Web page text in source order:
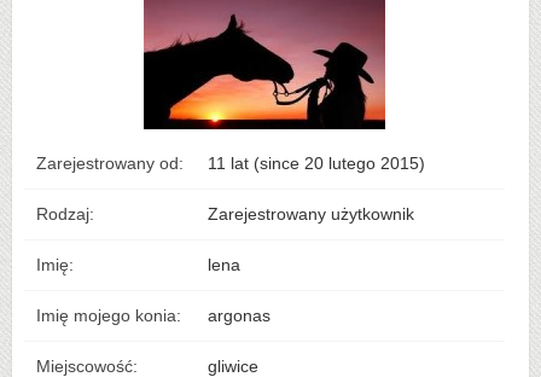
Zarejestrowany od: 11 lat (since 20 lutego 2015)
Rodzaj: Zarejestrowany użytkownik
Imię: lena
Imię mojego konia: argonas
Miejscowość: gliwice